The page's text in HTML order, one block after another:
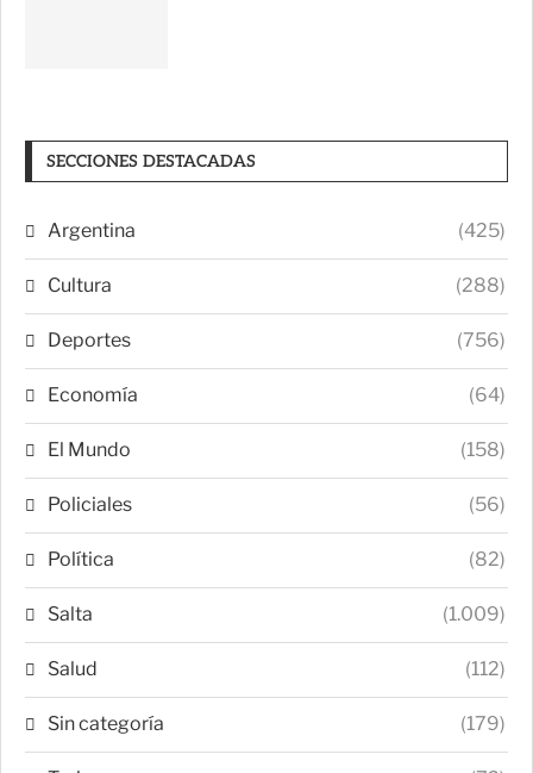
SECCIONES DESTACADAS
Argentina (425)
Cultura (288)
Deportes (756)
Economía (64)
El Mundo (158)
Policiales (56)
Política (82)
Salta (1.009)
Salud (112)
Sin categoría (179)